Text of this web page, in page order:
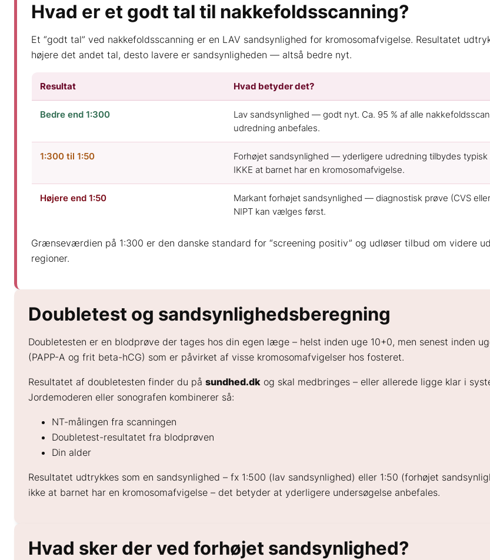
Hvad er et godt tal til nakkefoldsscanning?
Et “godt tal” ved nakkefoldsscanning er en LAV sandsynlighed for kromosomafvigelse. Resultatet
højere det andet tal, desto lavere er sandsynligheden — altså bedre nyt.
Resultat Hvad betyder det?
Bedre end 1:300
Lav sandsynlighed — godt nyt. Ca. 95 % af alle
udredning anbefales.
1:300 til 1:50
Forhøjet sandsynlighed — yderligere udredning tilbydes typisk
IKKE at barnet har en kromosomafvigelse.
Højere end 1:50
Markant forhøjet sandsynlighed — diagnostisk prøve (CVS
NIPT kan vælges først.
Grænseværdien på 1:300 er den danske standard for “screening positiv” og udløser tilbud om videre
regioner.
Doubletest og sandsynlighedsberegning
Doubletesten er en blodprøve der tages hos din egen læge – helst inden uge 10+0, men senest inden
(PAPP-A og frit beta-hCG) som er påvirket af visse kromosomafvigelser hos fosteret.
Resultatet af doubletesten finder du på sundhed.dk og skal medbringes – eller allerede ligge klar i
Jordemoderen eller sonografen kombinerer så:
NT-målingen fra scanningen
Doubletest-resultatet fra blodprøven
Din alder
Resultatet udtrykkes som en sandsynlighed – fx 1:500 (lav sandsynlighed) eller 1:50 (forhøjet
ikke at barnet har en kromosomafvigelse – det betyder at yderligere undersøgelse anbefales.
Hvad sker der ved forhøjet sandsynlighed?